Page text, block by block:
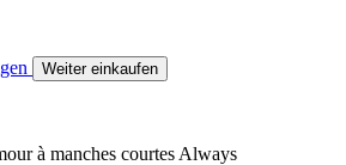
Weiter einkaufen
à manches courtes Always